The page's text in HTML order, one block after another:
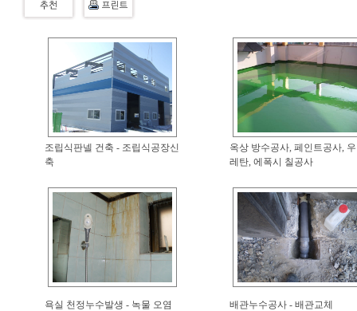
조립식판넬 건축 - 조립식공장신
축
옥상 방수공사, 페인트공사, 우
레탄, 에폭시 칠공사
욕실 천정누수발생 - 녹물 오염 배관누수공사 - 배관교체